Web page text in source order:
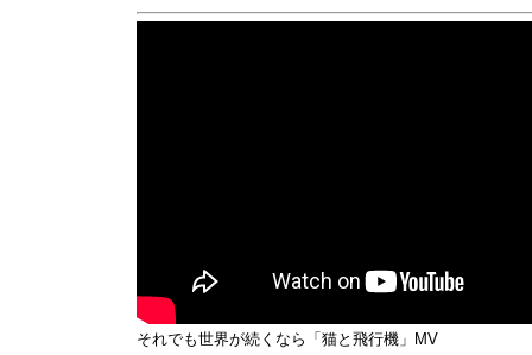
それでも世界が続くなら「猫と飛行機」MV